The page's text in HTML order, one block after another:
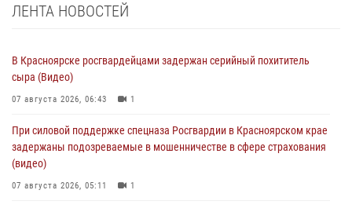
ЛЕНТА НОВОСТЕЙ
В Красноярске росгвардейцами задержан серийный похититель
сыра (Видео)
07 августа 2026, 06:43 1
При силовой поддержке спецназа Росгвардии в Красноярском крае
задержаны подозреваемые в мошенничестве в сфере страхования
(видео)
07 августа 2026, 05:11 1